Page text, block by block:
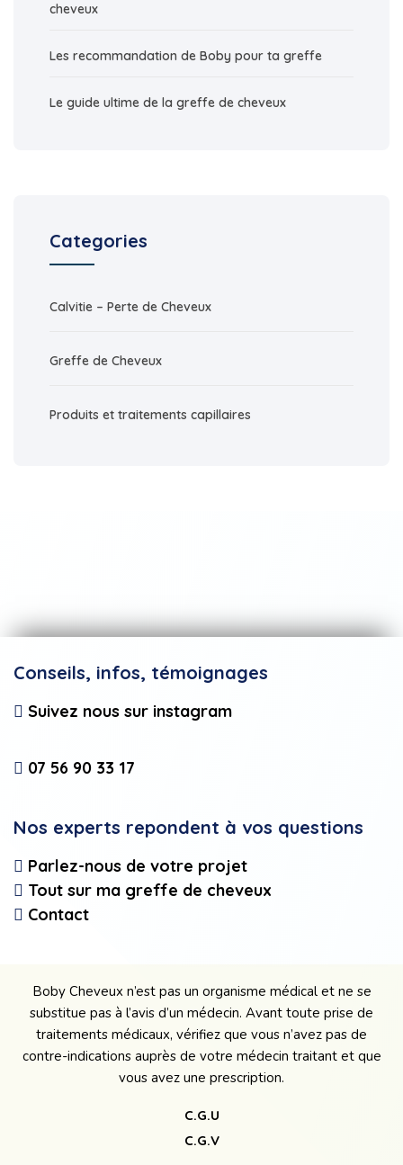
cheveux
Les recommandation de Boby pour ta greffe
Le guide ultime de la greffe de cheveux
Categories
Calvitie – Perte de Cheveux
Greffe de Cheveux
Produits et traitements capillaires
Conseils, infos, témoignages
Suivez nous sur instagram
07 56 90 33 17
Nos experts repondent à vos questions
Parlez-nous de votre projet
Tout sur ma greffe de cheveux
Contact
Boby Cheveux n’est pas un organisme médical et ne se
substitue pas à l’avis d’un médecin. Avant toute prise de
traitements médicaux, vérifiez que vous n’avez pas de
contre-indications auprès de votre médecin traitant et que
vous avez une prescription.
C.G.U
C.G.V